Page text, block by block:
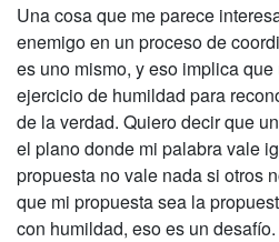
Una cosa que me parece
enemigo en un proceso de
es uno mismo, y eso implica
ejercicio de humildad para
de la verdad. Quiero decir que
el plano donde mi palabra vale
propuesta no vale nada si otros
que mi propuesta sea la
con humildad, eso es un desafío.